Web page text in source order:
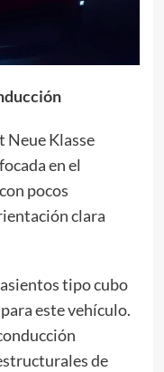
Klasse
en el
pocos
clara
tipo cubo
este vehículo.
de